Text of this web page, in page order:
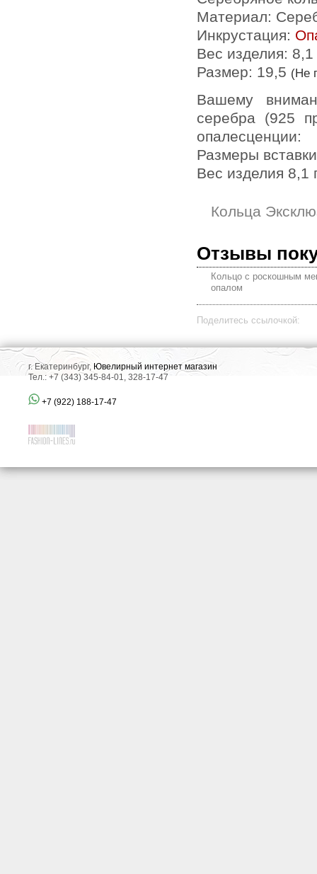
Материал:
Инкрустация:
Вес изделия:
Размер: 19,5 (Не
Вашему вниманию предлагается кольцо из стерлингового
серебра (925
Размеры
Вес изделия 8,1
Кольца
Отзывы
Кольцо с роскошным
опалом
Поделитесь ссылочкой:
г. Екатеринбург, Ювелирный интернет магазин
Тел.: +7 (343) 345-84-01, 328-17-47
+7 (922) 188-17-47